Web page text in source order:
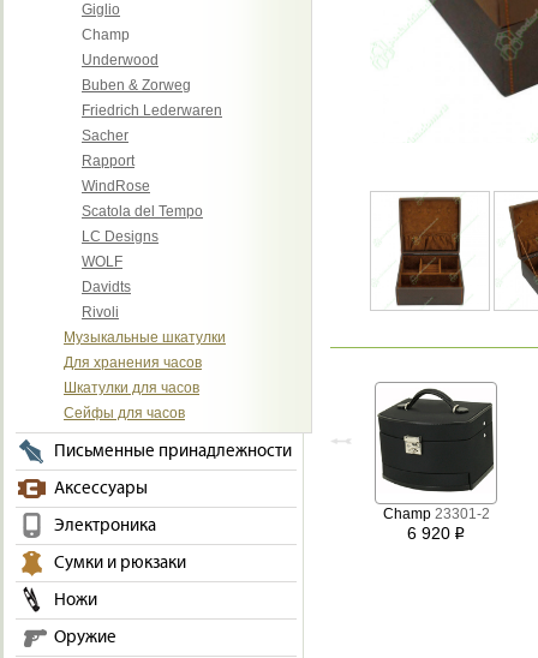
Giglio
Champ
Underwood
Buben & Zorweg
Friedrich Lederwaren
Sacher
Rapport
WindRose
Scatola del Tempo
LC Designs
WOLF
Davidts
Rivoli
Музыкальные шкатулки
Для хранения часов
Шкатулки для часов
Сейфы для часов
Письменные принадлежности
Аксессуары
Электроника
Сумки и рюкзаки
Ножи
Оружие
Champ 23301-2
6 920 i